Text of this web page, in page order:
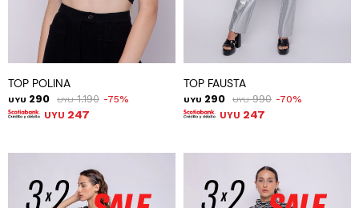
TOP POLINA
UYU 290 UYU 1.190 75
UYU 247
TOP FAUSTA
UYU 290 UYU 990 70
UYU 247